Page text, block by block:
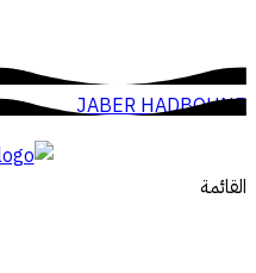
JABER HADBOUNE
القائمة